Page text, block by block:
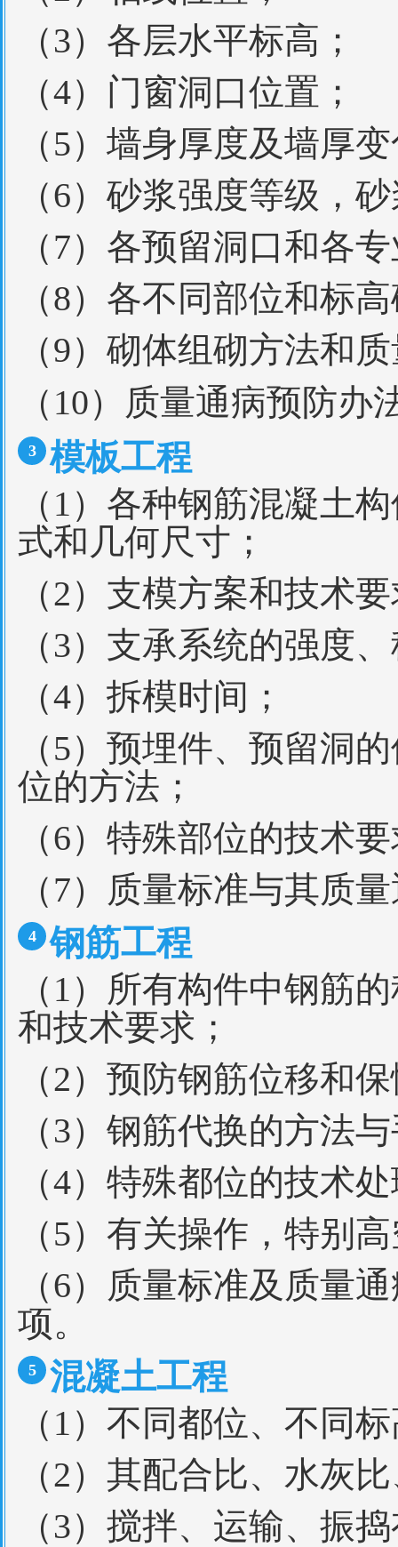
（3）各层水平标高；
（4）门窗洞口位置；
（5）墙身厚度及墙厚
（6）砂浆强度等级，
（7）各预留洞口和各
（8）各不同部位和标
（9）砌体组砌方法和
（10）质量通病预防办
3
模板工程
（1）各种钢筋混凝土
式和几何尺寸；
（2）支模方案和技术
（3）支承系统的强度
（4）拆模时间；
（5）预埋件、预留洞
位的方法；
（6）特殊部位的技术
（7）质量标准与其质
4
钢筋工程
（1）所有构件中钢筋
和技术要求；
（2）预防钢筋位移和
（3）钢筋代换的方法
（4）特殊都位的技术
（5）有关操作，特别
（6）质量标准及质量
项。
5
混凝土工程
（1）不同都位、不同
（2）其配合比、水灰
（3）搅拌、运输、振